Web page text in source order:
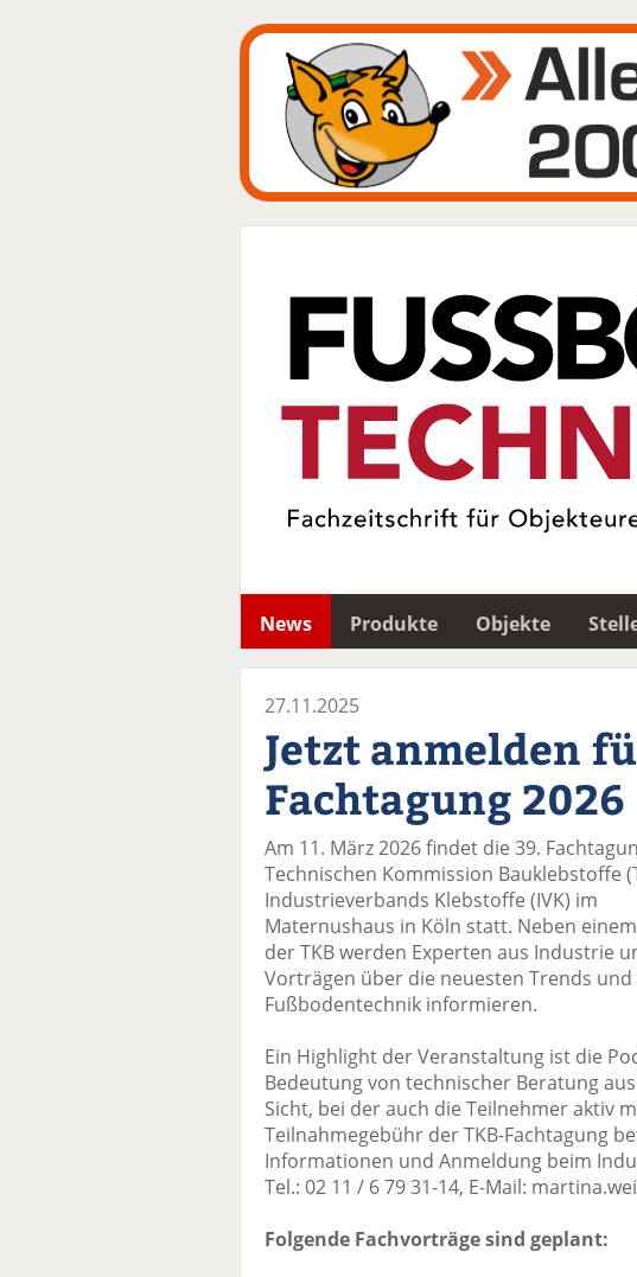
News Produkte Objekte
27.11.2025
Jetzt anmelden
Fachtagung 2026
Am 11. März 2026 findet die 39.
Technischen Kommission Bauklebstoffe
Industrieverbands Klebstoffe (IVK) im
Maternushaus in Köln statt. Neben
der TKB werden Experten aus Industrie
Vorträgen über die neuesten Trends
Fußbodentechnik informieren.
Ein Highlight der Veranstaltung ist die
Bedeutung von technischer Beratung
Sicht, bei der auch die Teilnehmer aktiv
Teilnahmegebühr der TKB-Fachtagung
Informationen und Anmeldung beim
Tel.: 02 11 / 6 79 31-14, E-Mail:
Folgende Fachvorträge sind geplant: